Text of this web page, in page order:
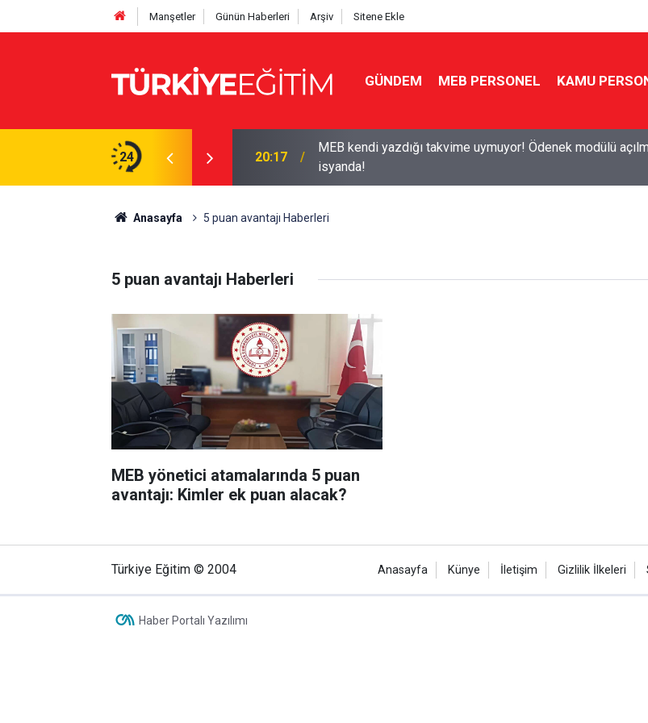
Manşetler Günün Haberleri Arşiv Sitene Ekle
GÜNDEM MEB PERSONEL KAMU
24
üyelerine kampanya 20:17
MEB kendi yazdığı takvime uymuyor! Ödenek modülü
isyanda!
Anasayfa 5 puan avantajı Haberleri
5 puan avantajı Haberleri
MEB yönetici atamalarında 5 puan
avantajı: Kimler ek puan alacak?
Türkiye Eğitim © 2004 Anasayfa Künye İletişim Gizlilik İlkeleri
Haber Portalı Yazılımı